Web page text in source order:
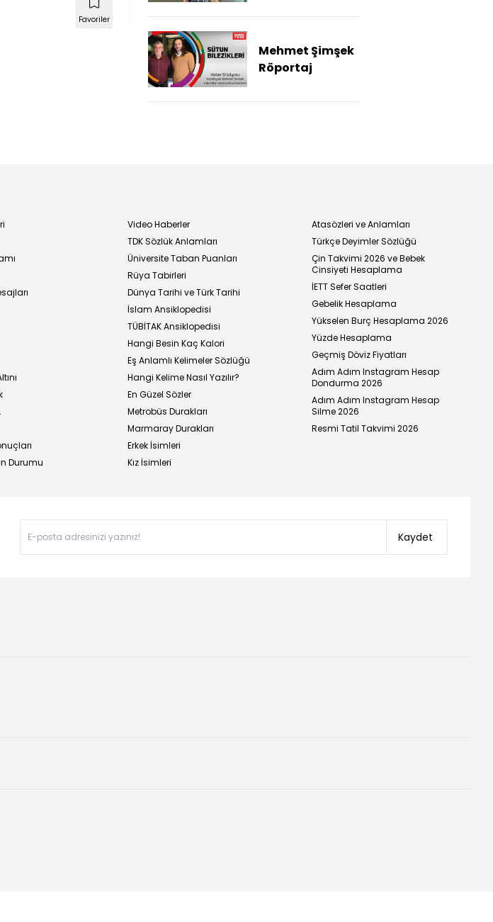
Şimşek nasıl
karşılandı?Favoriler
Mehmet Şimşek
Röportaj
Durumu
Video Haberler
TDK Sözlük Anlamları
Üniversite Taban Puanları
Rüya Tabirleri
Dünya Tarihi ve Türk Tarihi
İslam Ansiklopedisi
TÜBİTAK Ansiklopedisi
Hangi Besin Kaç Kalori
Eş Anlamlı Kelimeler Sözlüğü
Hangi Kelime Nasıl Yazılır?
En Güzel Sözler
Metrobüs Durakları
Marmaray Durakları
Erkek İsimleri
Kız İsimleri
Atasözleri ve Anlamları
Türkçe Deyimler Sözlüğü
Çin Takvimi 2026 ve Bebek
Cinsiyeti Hesaplama
İETT Sefer Saatleri
Gebelik Hesaplama
Yükselen Burç Hesaplama 2026
Yüzde Hesaplama
Geçmiş Döviz Fiyatları
Adım Adım Instagram Hesap
Dondurma 2026
Adım Adım Instagram Hesap
Silme 2026
Resmi Tatil Takvimi 2026
Kaydet